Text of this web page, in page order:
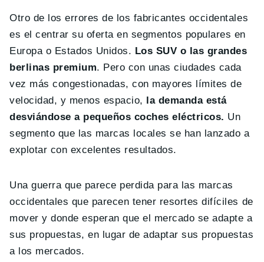
Otro de los errores de los fabricantes occidentales
es el centrar su oferta en segmentos populares en
Europa o Estados Unidos. Los SUV o las grandes
berlinas premium. Pero con unas ciudades cada
vez más congestionadas, con mayores límites de
velocidad, y menos espacio, la demanda está
desviándose a pequeños coches eléctricos. Un
segmento que las marcas locales se han lanzado a
explotar con excelentes resultados.
Una guerra que parece perdida para las marcas
occidentales que parecen tener resortes difíciles de
mover y donde esperan que el mercado se adapte a
sus propuestas, en lugar de adaptar sus propuestas
a los mercados.